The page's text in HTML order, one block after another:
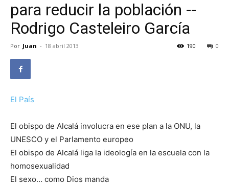
para reducir la población --
Rodrigo Casteleiro García
Por Juan - 18 abril 2013 0
190
El País
El obispo de Alcalá involucra en ese plan a la ONU, la
UNESCO y el Parlamento europeo
El obispo de Alcalá liga la ideología en la escuela con la
homosexualidad
El sexo… como Dios manda